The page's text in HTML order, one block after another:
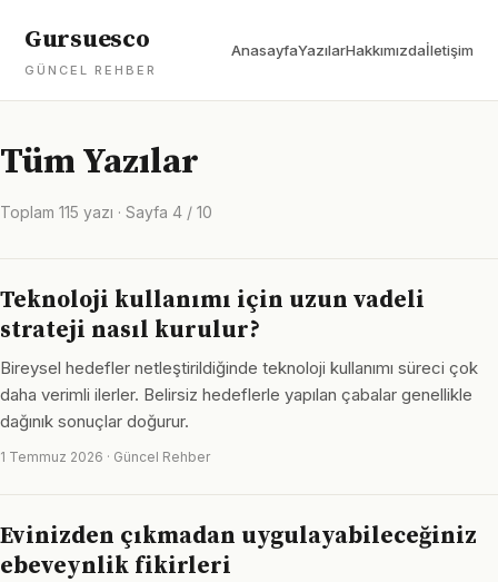
Gursuesco
GÜNCEL REHBER
AnasayfaYazılarHakkımızdaİletişim
Tüm Yazılar
Toplam 115 yazı · Sayfa 4 / 10
Teknoloji kullanımı için uzun vadeli
strateji nasıl kurulur?
Bireysel hedefler netleştirildiğinde teknoloji kullanımı süreci çok
daha verimli ilerler. Belirsiz hedeflerle yapılan çabalar genellikle
dağınık sonuçlar doğurur.
1 Temmuz 2026 · Güncel Rehber
Evinizden çıkmadan uygulayabileceğiniz
ebeveynlik fikirleri